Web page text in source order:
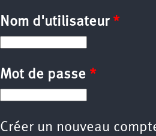
Nom d'utilisateur *
Mot de passe *
Créer un nouveau